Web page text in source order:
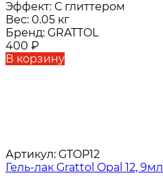
Эффект: С глиттером
Вес: 0.05 кг
Бренд: GRATTOL
400 ₽
В корзину
Артикул: GTOP12
Гель-лак Grattol Opal 12, 9мл